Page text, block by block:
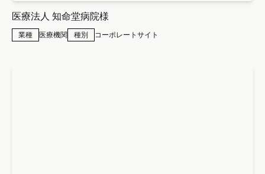
医療法人 知命堂病院様
業種 医療機関 種別 コーポレートサイト